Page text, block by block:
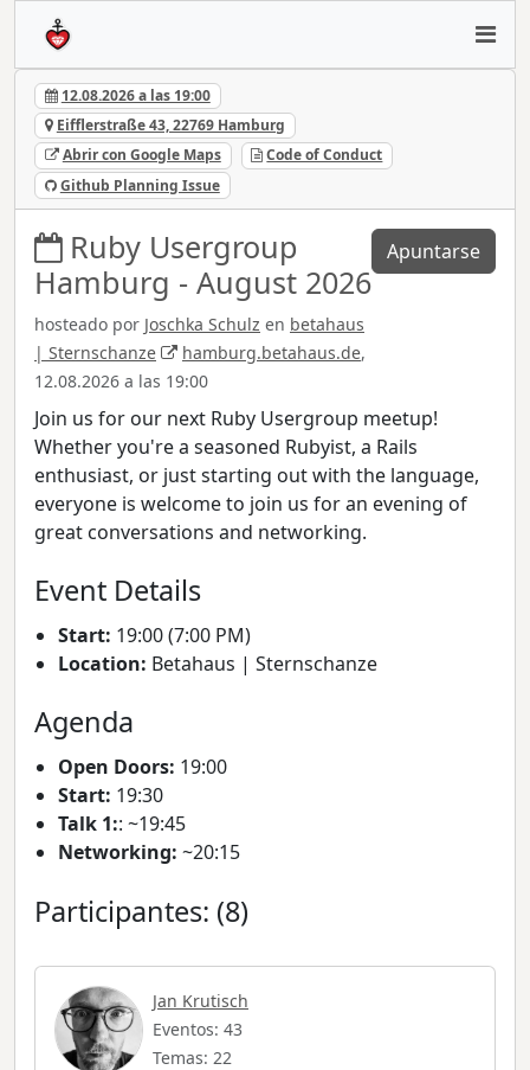
12.08.2026 a las 19:00
Eifflerstraße 43, 22769 Hamburg
Abrir con Google Maps
Code of Conduct
Github Planning Issue
Ruby Usergroup
Hamburg - August 2026
hosteado por Joschka Schulz en betahaus
| Sternschanze
hamburg.betahaus.de,
12.08.2026 a las 19:00
Apuntarse
Join us for our next Ruby Usergroup meetup!
Whether you're a seasoned Rubyist, a Rails
enthusiast, or just starting out with the language,
everyone is welcome to join us for an evening of
great conversations and networking.
Event Details
Start: 19:00 (7:00 PM)
Location: Betahaus | Sternschanze
Agenda
Open Doors: 19:00
Start: 19:30
Talk 1:: ~19:45
Networking: ~20:15
Participantes: (8)
Jan Krutisch
Eventos: 43
Temas: 22